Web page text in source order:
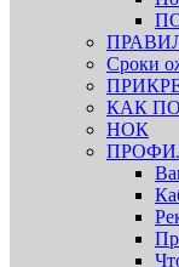
Сроки
КАК
НОК